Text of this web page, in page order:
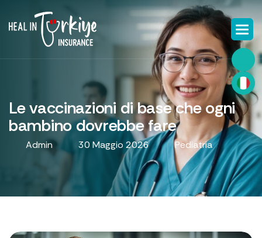
Le vaccinazioni di base che ogni
bambino dovrebbe fare
Admin 30 Maggio 2026 Pediatria